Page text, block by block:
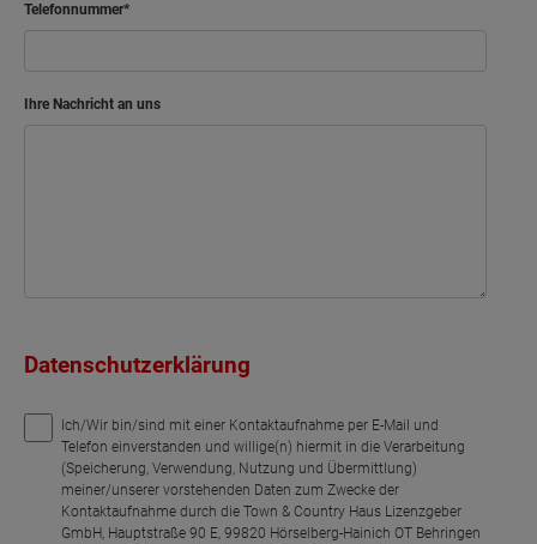
Telefonnummer
Ihre Nachricht an uns
Datenschutzerklärung
Ich/Wir bin/sind mit einer Kontaktaufnahme per E-Mail und
Telefon einverstanden und willige(n) hiermit in die Verarbeitung
(Speicherung, Verwendung, Nutzung und Übermittlung)
meiner/unserer vorstehenden Daten zum Zwecke der
Kontaktaufnahme durch die Town & Country Haus Lizenzgeber
GmbH, Hauptstraße 90 E, 99820 Hörselberg-Hainich OT Behringen